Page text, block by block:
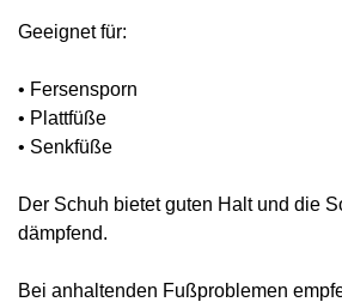
Geeignet für:
• Fersensporn
• Plattfüße
• Senkfüße
Der Schuh bietet guten Halt und die
dämpfend.
Bei anhaltenden Fußproblemen